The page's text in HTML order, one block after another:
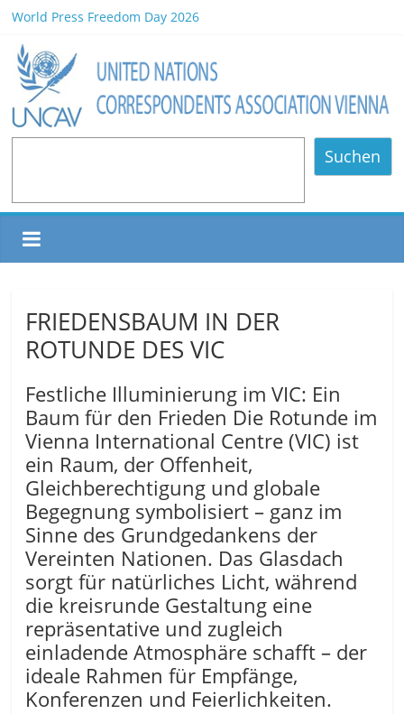
World Press Freedom Day 2026
Environmental Protection/Art Exhibition Held in UNOV
Africa Day 2026 A Continent of Strength, Diversity, and Future
Opportunities
NOMINATED PARTICIPANTS – Vienna, 20.06.2026
80 Years of Diplomatic Relations between Austria and the
Suchen
FRIEDENSBAUM IN DER
ROTUNDE DES VIC
Festliche Illuminierung im VIC: Ein
Baum für den Frieden Die Rotunde im
Vienna International Centre (VIC) ist
ein Raum, der Offenheit,
Gleichberechtigung und globale
Begegnung symbolisiert – ganz im
Sinne des Grundgedankens der
Vereinten Nationen. Das Glasdach
sorgt für natürliches Licht, während
die kreisrunde Gestaltung eine
repräsentative und zugleich
einladende Atmosphäre schafft – der
ideale Rahmen für Empfänge,
Konferenzen und Feierlichkeiten.